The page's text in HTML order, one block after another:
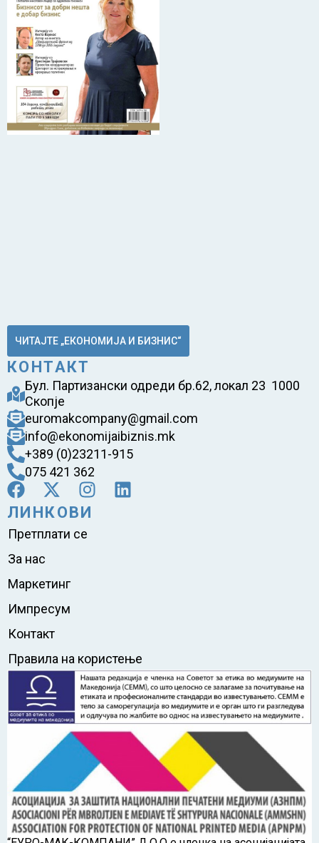
ЧИТАЈТЕ „ЕКОНОМИЈА И БИЗНИС“
КОНТАКТ
Бул. Партизански одреди бр.62, локал 23 1000
Скопје
euromakcompany@gmail.com
info@ekonomijaibiznis.mk
+389 (0)23211-915
075 421 362
ЛИНКОВИ
Претплати се
За нас
Маркетинг
Импресум
Контакт
Правила на користење